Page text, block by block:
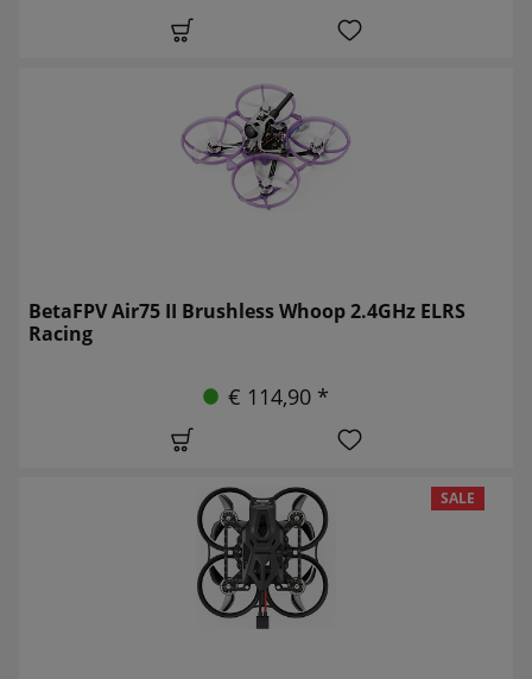
BetaFPV Air75 II Brushless Whoop 2.4GHz ELRS
Racing
€ 114,90 *
SALE